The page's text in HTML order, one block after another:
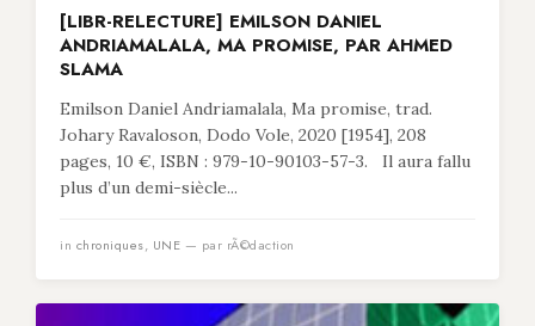
[LIBR-RELECTURE] EMILSON DANIEL
ANDRIAMALALA, MA PROMISE, PAR AHMED
SLAMA
Emilson Daniel Andriamalala, Ma promise, trad.
Johary Ravaloson, Dodo Vole, 2020 [1954], 208
pages, 10 €, ISBN : 979-10-90103-57-3. Il aura fallu
plus d’un demi-siècle...
in chroniques, UNE — par rÃ©daction